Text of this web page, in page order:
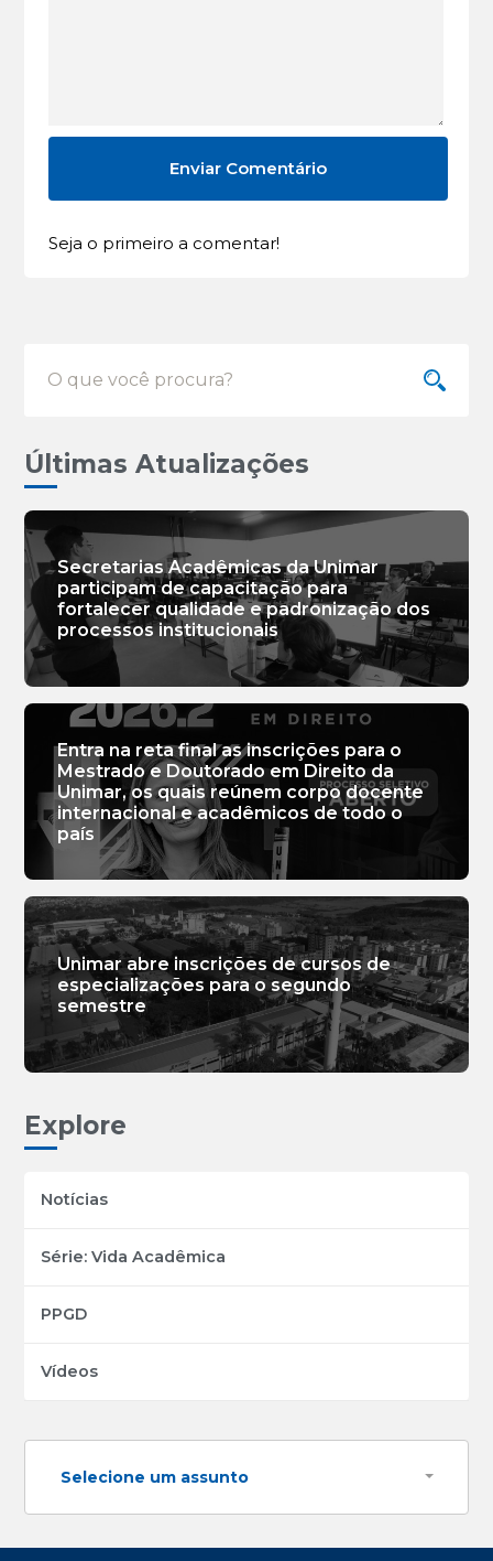
Seja o primeiro a comentar!
Últimas Atualizações
Secretarias Acadêmicas da Unimar
participam de capacitação para
fortalecer qualidade e padronização dos
processos institucionais
Entra na reta final as inscrições para o
Mestrado e Doutorado em Direito da
Unimar, os quais reúnem corpo docente
internacional e acadêmicos de todo o
país
Unimar abre inscrições de cursos de
especializações para o segundo
semestre
Explore
Notícias
Série: Vida Acadêmica
PPGD
Vídeos
Selecione um assunto